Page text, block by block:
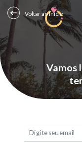
Vamos
Voltar ao Início
Digite seu email